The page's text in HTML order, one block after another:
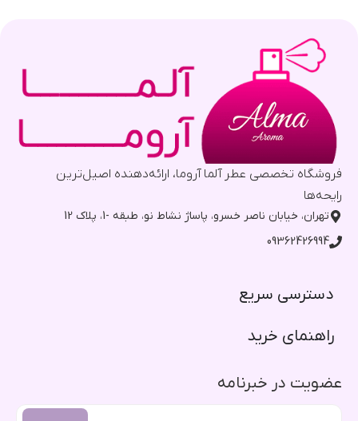
فروشگاه تخصصی عطر آلما آروما، ارائه‌دهنده اصیل‌ترین
رایحه‌ها
تهران، خیابان ناصر خسرو، پاساژ نشاط نو، طبقه -1، پلاک 12
09362426994
دسترسی سریع​
راهنمای خرید​
عضویت در خبرنامه